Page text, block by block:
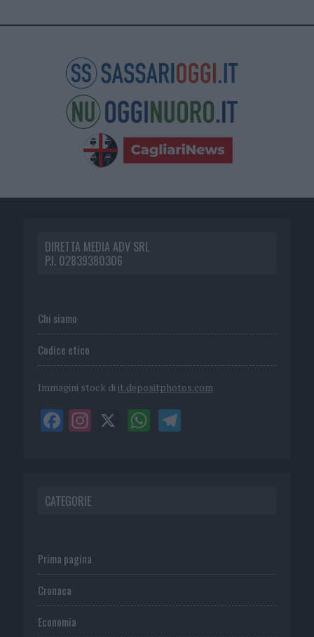
DIRETTA MEDIA ADV SRL
P.I. 02839380306
Chi siamo
Codice etico
Immagini stock di it.depositphotos.com
CATEGORIE
Prima pagina
Cronaca
Economia